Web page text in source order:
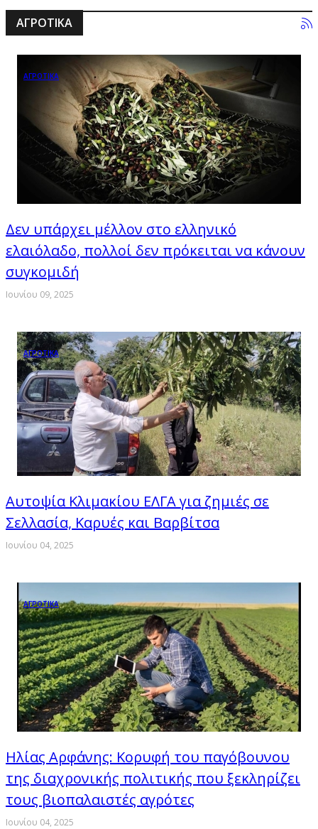
ΑΓΡΟΤΙΚΑ
ΑΓΡΟΤΙΚΑ
Δεν υπάρχει μέλλον στο ελληνικό
ελαιόλαδο, πολλοί δεν πρόκειται να κάνουν
συγκομιδή
Ιουνίου 09, 2025
ΑΓΡΟΤΙΚΑ
Αυτοψία Κλιμακίου ΕΛΓΑ για ζημιές σε
Σελλασία, Καρυές και Βαρβίτσα
Ιουνίου 04, 2025
ΑΓΡΟΤΙΚΑ
Ηλίας Αρφάνης: Κορυφή του παγόβουνου
της διαχρονικής πολιτικής που ξεκληρίζει
τους βιοπαλαιστές αγρότες
Ιουνίου 04, 2025